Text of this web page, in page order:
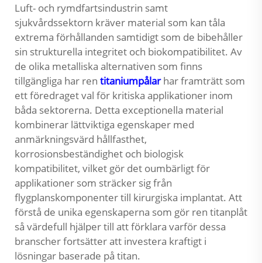
Luft- och rymdfartsindustrin samt
sjukvårdssektorn kräver material som kan tåla
extrema förhållanden samtidigt som de bibehåller
sin strukturella integritet och biokompatibilitet. Av
de olika metalliska alternativen som finns
tillgängliga har ren titaniumpålarhar framträtt som
ett föredraget val för kritiska applikationer inom
båda sektorerna. Detta exceptionella material
kombinerar lättviktiga egenskaper med
anmärkningsvärd hållfasthet,
korrosionsbeständighet och biologisk
kompatibilitet, vilket gör det oumbärligt för
applikationer som sträcker sig från
flygplanskomponenter till kirurgiska implantat. Att
förstå de unika egenskaperna som gör ren titanplåt
så värdefull hjälper till att förklara varför dessa
branscher fortsätter att investera kraftigt i
lösningar baserade på titan.